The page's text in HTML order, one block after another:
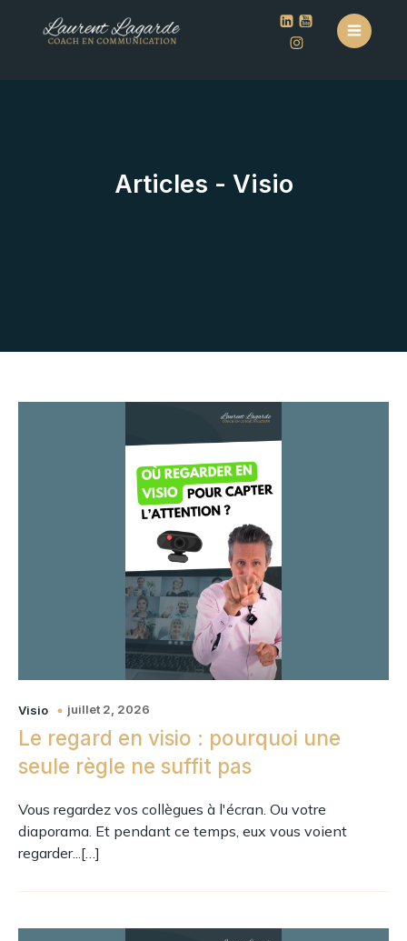
Articles - Visio
Visio juillet 2, 2026
Le regard en visio : pourquoi une
seule règle ne suffit pas
Vous regardez vos collègues à l'écran. Ou votre
diaporama. Et pendant ce temps, eux vous voient
regarder...[…]